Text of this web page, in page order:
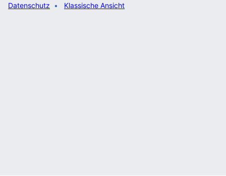
Datenschutz Klassische Ansicht